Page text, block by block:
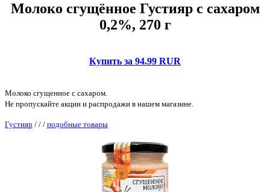
Молоко сгущённое Густияр с сахаром
0,2%, 270 г
Купить за 94.99 RUR
Молоко сгущенное с сахаром.
Не пропускайте акции и распродажи в нашем магазине.
Густияр / / / подобные товары